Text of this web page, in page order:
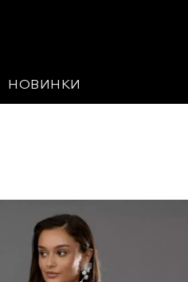
НОВИНКИ